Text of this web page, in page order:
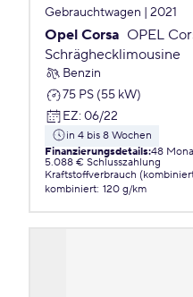
Gebrauchtwagen | 2021
Opel Corsa OPEL
Schräghecklimousine
Benzin
75 PS (55 kW)
EZ: 06/22
in 4 bis 8 Wochen
Finanzierungsdetails:48
5.088 € Schlusszahlung
Kraftstoffverbrauch
kombiniert: 120 g/km